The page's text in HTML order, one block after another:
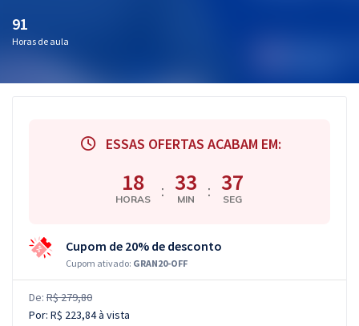
91
Horas de aula
ESSAS OFERTAS ACABAM EM:
18
HORAS : 33
MIN : 36
SEG
Cupom de 20% de desconto
Cupom ativado: GRAN20-OFF
De: R$ 279,80
Por: R$ 223,84à vista